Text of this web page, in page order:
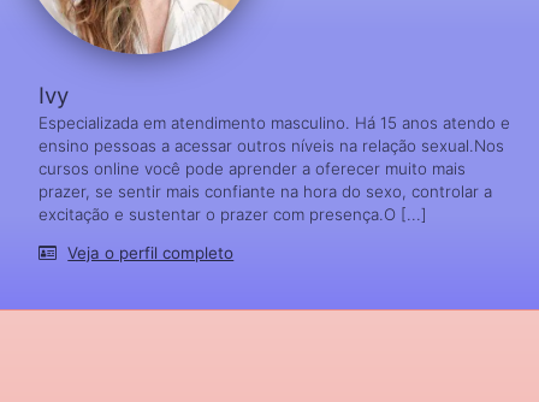
Ivy
Especializada em atendimento masculino. Há 15 anos atendo e
ensino pessoas a acessar outros níveis na relação sexual.Nos
cursos online você pode aprender a oferecer muito mais
prazer, se sentir mais confiante na hora do sexo, controlar a
excitação e sustentar o prazer com presença.O [...]
Veja o perfil completo